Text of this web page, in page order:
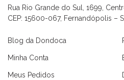
Rua Rio Grande do Sul, 1699,
CEP: 15600-067, Fernandópolis –
Blog da Dondoca
Minha Conta
Meus Pedidos